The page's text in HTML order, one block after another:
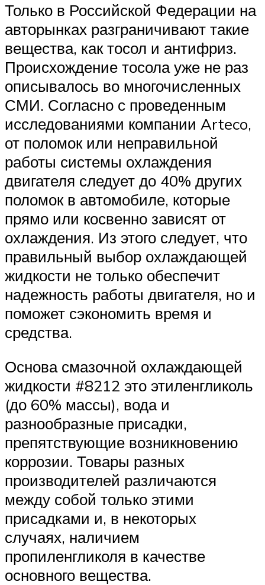
Только в Российской Федерации на
авторынках разграничивают такие
вещества, как тосол и антифриз.
Происхождение тосола уже не раз
описывалось во многочисленных
СМИ. Согласно с проведенным
исследованиями компании Arteco,
от поломок или неправильной
работы системы охлаждения
двигателя следует до 40% других
поломок в автомобиле, которые
прямо или косвенно зависят от
охлаждения. Из этого следует, что
правильный выбор охлаждающей
жидкости не только обеспечит
надежность работы двигателя, но и
поможет сэкономить время и
средства.
Основа смазочной охлаждающей
жидкости #8212 это этиленгликоль
(до 60% массы), вода и
разнообразные присадки,
препятствующие возникновению
коррозии. Товары разных
производителей различаются
между собой только этими
присадками и, в некоторых
случаях, наличием
пропиленгликоля в качестве
основного вещества.